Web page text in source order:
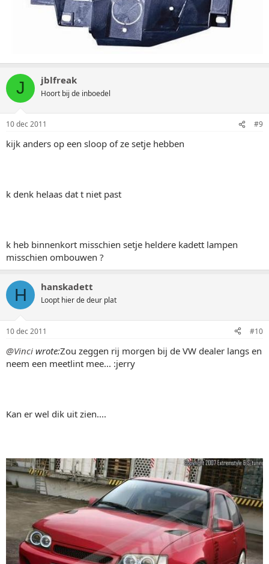
J jblfreak
Hoort bij de inboedel
10 dec 2011 #9
kijk anders op een sloop of ze setje hebben
k denk helaas dat t niet past
k heb binnenkort misschien setje heldere kadett lampen
misschien ombouwen ?
H hanskadett
Loopt hier de deur plat
10 dec 2011 #10
@Vinci wrote:Zou zeggen rij morgen bij de VW dealer langs en
neem een meetlint mee... :jerry
Kan er wel dik uit zien....